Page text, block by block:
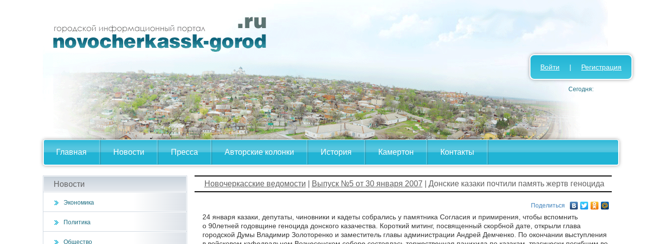
Главная Новости Пресса Авторские колонки История Камертон Контакты
Войти | Регистрация
Сегодня:
Новости
Экономика
Политика
Общество
Новочеркасские ведомости Выпуск №5 от 30 января 2007 | Донские казаки почтили память жертв геноцида
Поделиться
24 января казаки, депутаты, чиновники и кадеты собрались у памятника Согласия и примирения, чтобы вспомнить
о 90­летней годовщине геноцида донского казачества. Короткий митинг, посвященный скорбной дате, открыли глава
городской Думы Владимир Золоторенко и заместитель главы администрации Андрей Демченко. По окончании выступления